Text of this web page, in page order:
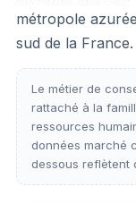
métropole
sud de la France.
Le métier de
rattaché à la
ressources
données marché
dessous reflètent